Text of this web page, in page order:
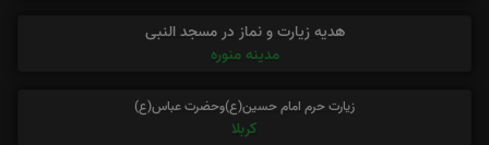
هدیه زیارت و نماز در مسجد النبی
مدینه منوره
زیارت حرم امام حسین(ع)وحضرت عباس(ع)
کربلا